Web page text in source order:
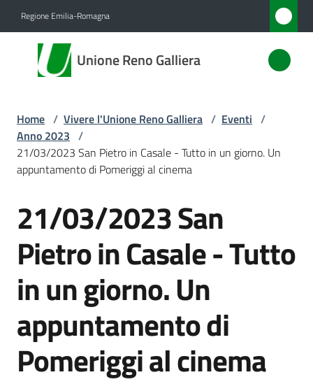
Regione Emilia-Romagna
Unione Reno Galliera
Unione
Reno
Amministrazione
Servizi
Vivere
l'Unione
Menu selezionato
Amministrazione
Home / Vivere l'Unione Reno Galliera / Eventi /
Anno 2023 /
21/03/2023 San Pietro in Casale - Tutto in un giorno. Un
appuntamento di Pomeriggi al cinema
Salta al contenuto
21/03/2023 San
Pietro in Casale - Tutto
in un giorno. Un
appuntamento di
Pomeriggi al cinema